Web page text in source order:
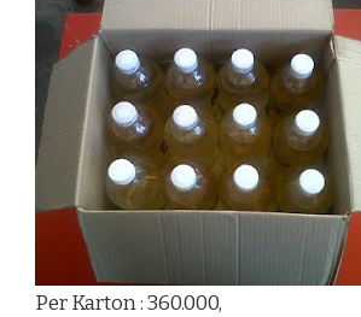
Per Karton : 360.000,